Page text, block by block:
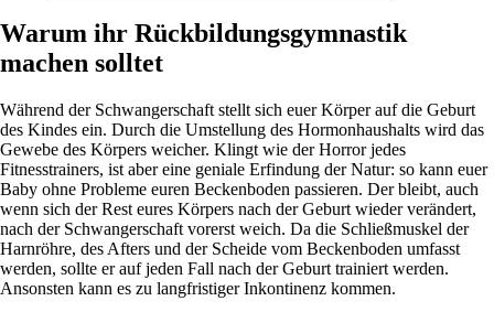
Warum ihr Rückbildungsgymnastik
machen solltet
Während der Schwangerschaft stellt sich euer Körper auf die Geburt
des Kindes ein. Durch die Umstellung des Hormonhaushalts wird das
Gewebe des Körpers weicher. Klingt wie der Horror jedes
Fitnesstrainers, ist aber eine geniale Erfindung der Natur: so kann euer
Baby ohne Probleme euren Beckenboden passieren. Der bleibt, auch
wenn sich der Rest eures Körpers nach der Geburt wieder verändert,
nach der Schwangerschaft vorerst weich. Da die Schließmuskel der
Harnröhre, des Afters und der Scheide vom Beckenboden umfasst
werden, sollte er auf jeden Fall nach der Geburt trainiert werden.
Ansonsten kann es zu langfristiger Inkontinenz kommen.